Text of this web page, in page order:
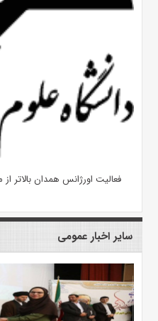
فعالیت اورژانس همدان بالاتر از
سایر اخبار عمومی